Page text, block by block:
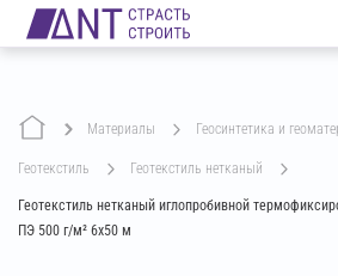
Материалы геосинтетика и
геотекстиль геотекстиль нетканый
Геотекстиль нетканый иглопробивной
ПЭ 500 г/м² 6х50 м